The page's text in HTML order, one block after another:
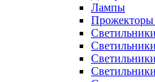
Лампы
Прожекторы